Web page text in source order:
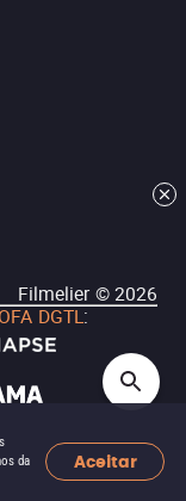
da
Aceitar
Filmelier ©2026
DGTL: